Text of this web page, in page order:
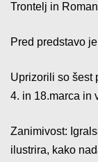
Trontelj in
Pred predstavo
Uprizorili so šest
4. in 18.marca in
Zanimivost:
ilustrira, kako